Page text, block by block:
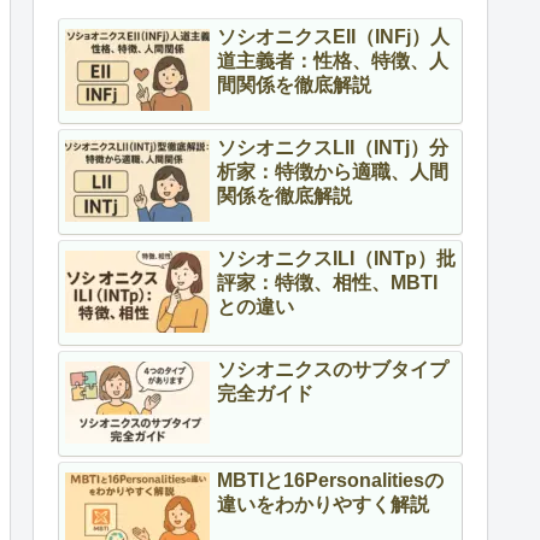
ソシオニクスEII（INFj）人
道主義者：性格、特徴、人
間関係を徹底解説
ソシオニクスLII（INTj）分
析家：特徴から適職、人間
関係を徹底解説
ソシオニクスILI（INTp）批
評家：特徴、相性、MBTI
との違い
ソシオニクスのサブタイプ
完全ガイド
MBTIと16Personalitiesの
違いをわかりやすく解説